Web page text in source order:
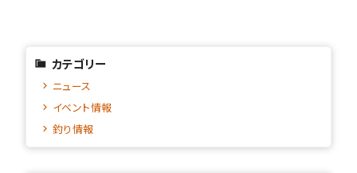
カテゴリー
ニュース
イベント情報
釣り情報